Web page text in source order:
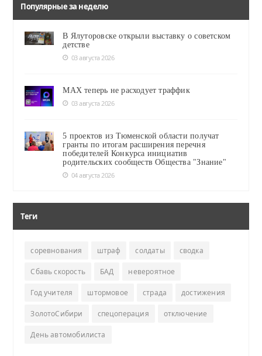
Популярные за неделю
В Ялуторовске открыли выставку о советском
детстве
03 августа 2026
MAX теперь не расходует траффик
03 августа 2026
5 проектов из Тюменской области получат
гранты по итогам расширения перечня
победителей Конкурса инициатив
родительских сообществ Общества "Знание"
04 августа 2026
Теги
соревнования штраф солдаты сводка
Сбавь скорость БАД невероятное
Год учителя штормовое страда достижения
ЗолотоСибири спецоперация отключение
День автомобилиста